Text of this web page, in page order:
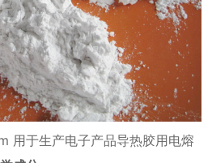
用于生产电子产品导热胶用电熔